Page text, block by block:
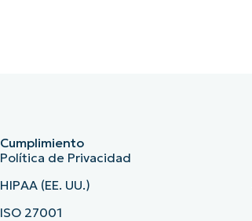
Cumplimiento
Política de Privacidad
HIPAA (EE. UU.)
ISO 27001